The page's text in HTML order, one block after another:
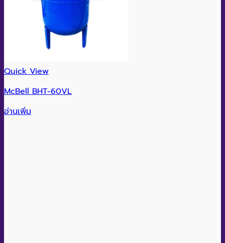
Quick View
McBell BHT-60VL
อ่านเพิ่ม